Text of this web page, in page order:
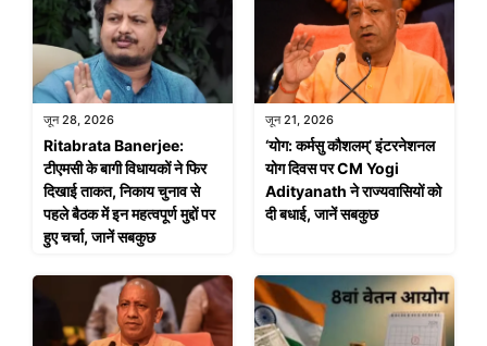
जून 28, 2026
Ritabrata Banerjee:
टीएमसी के बागी विधायकों ने फिर
दिखाई ताकत, निकाय चुनाव से
पहले बैठक में इन महत्वपूर्ण मुद्दों पर
हुए चर्चा, जानें सबकुछ
जून 21, 2026
‘योग: कर्मसु कौशलम्’ इंटरनेशनल
योग दिवस पर CM Yogi
Adityanath ने राज्यवासियों को
दी बधाई, जानें सबकुछ